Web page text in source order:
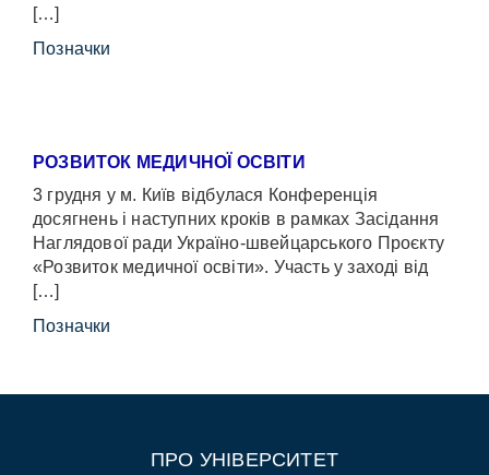
[…]
Позначки
РОЗВИТОК МЕДИЧНОЇ ОСВІТИ
3 грудня у м. Київ відбулася Конференція
досягнень і наступних кроків в рамках Засідання
Наглядової ради Україно-швейцарського Проєкту
«Розвиток медичної освіти». Участь у заході від
[…]
Позначки
ПРО УНІВЕРСИТЕТ